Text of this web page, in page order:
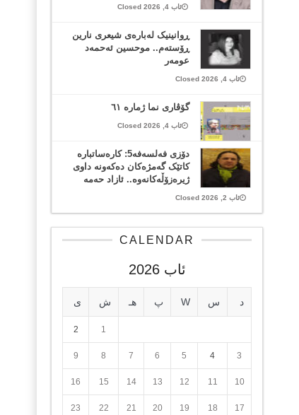
ئاب 4, 2026 Closed
ڕوانینیک لەبارەى شیعرى نارین
ڕۆستەم.. موحسین ئەحمەد
عومەر
ئاب 4, 2026 Closed
گۆڤاری نما ژمارە ٦١
ئاب 4, 2026 Closed
دۆزی فەلسەفە5: کارەساتبارە
کاتێک گەمژەکان دەکەونە داوی
ژیرەزۆڵەکانەوە.. ئازاد حەمە
ئاب 2, 2026 Closed
CALENDAR
ئاب 2026
د س W پ هـ ش ی
1
2
3
4
5
6
7
8
9
10
11
12
13
14
15
16
17
18
19
20
21
22
23